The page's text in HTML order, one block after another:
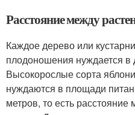
Расстояние между
Каждое дерево или
плодоношения нуждается в
Высокорослые сорта
нуждаются в площади
метров, то есть